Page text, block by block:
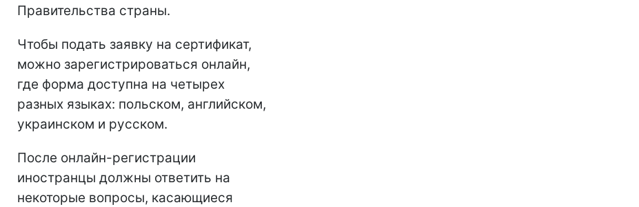
Правительства страны.
Чтобы подать заявку на сертификат,
можно зарегистрироваться онлайн,
где форма доступна на четырех
разных языках: польском, английском,
украинском и русском.
После онлайн-регистрации
иностранцы должны ответить на
некоторые вопросы, касающиеся